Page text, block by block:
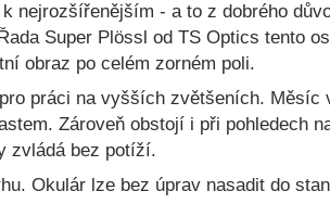
nejrozšířenějším - a to z dobrého
Super Plössl od TS Optics tento
obraz po celém zorném poli.
práci na vyšších zvětšeních. Měsíc
Zároveň obstojí i při pohledech
zvládá bez potíží.
Okulár lze bez úprav nasadit do